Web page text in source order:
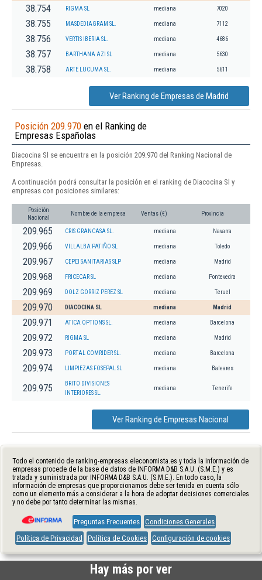
38.754 RIGMA SL mediana 7020
38.755 MASDEDIAGRAM SL. mediana 7112
38.756 VERTIS IBERIA SL. mediana 4686
38.757 BARTHANA AZI SL mediana 5630
38.758 ARTE LUCUMA SL. mediana 5611
Ver Ranking de Empresas de Madrid
Posición 209.970 en el Ranking de
Empresas Españolas
Diacocina Sl se encuentra en la posición 209.970 del Ranking Nacional de
Empresas.
A continuación podrá consultar la posición en el ranking de Diacocina Sl y
empresas con posiciones similares:
Posición
Nacional
Nombre de la empresa Ventas (€) Provincia
209.965 CRIS GRANCASA SL. mediana Navarra
209.966 VILLALBA PATIÑO SL mediana Toledo
209.967 CEPEI SANITARIAS SLP mediana Madrid
209.968 FRICECAR SL mediana Pontevedra
209.969 DOLZ GORRIZ PEREZ SL mediana Teruel
209.970 DIACOCINA SL mediana Madrid
209.971 ATICA OPTIONS SL. mediana Barcelona
209.972 RIGMA SL mediana Madrid
209.973 PORTAL COMRIDER SL. mediana Barcelona
209.974 LIMPIEZAS FOSEPAL SL mediana Baleares
209.975
BRITO DIVISIONES
INTERIORES SL.
mediana Tenerife
Ver Ranking de Empresas Nacional
Todo el contenido de ranking-empresas.eleconomista.es y toda la información de
empresas procede de la base de datos de INFORMA D&B S.A.U. (S.M.E.) y es
tratada y suministrada por INFORMA D&B S.A.U. (S.M.E.). En todo caso, la
información de empresas que proporcionamos debe ser tenida en cuenta sólo
como un elemento más a considerar a la hora de adoptar decisiones comerciales
y no debe por tanto determinar las mismas.
Preguntas Frecuentes Condiciones Generales
Política de Privacidad
Política de Cookies Configuración de cookies
Hay más por ver